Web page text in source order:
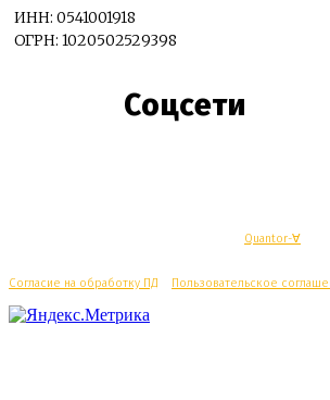
ИНН: 0541001918
ОГРН: 1020502529398
Соцсети
Quantor-∀
Согласие на обработку ПД Пользовательское